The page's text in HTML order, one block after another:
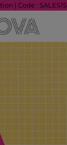
| Code : SALES15